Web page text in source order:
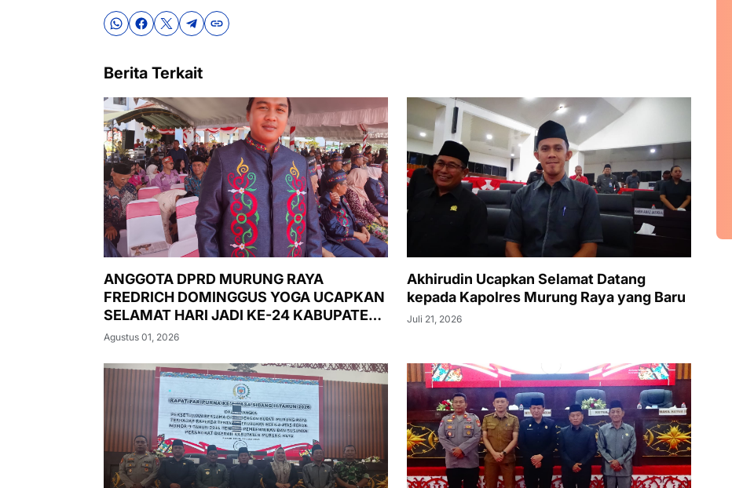
Berita Terkait
ANGGOTA DPRD MURUNG RAYA
FREDRICH DOMINGGUS YOGA UCAPKAN
SELAMAT HARI JADI KE-24 KABUPATEN
MURUNG RAYA
Agustus 01, 2026
Akhirudin Ucapkan Selamat Datang
kepada Kapolres Murung Raya yang Baru
Juli 21, 2026